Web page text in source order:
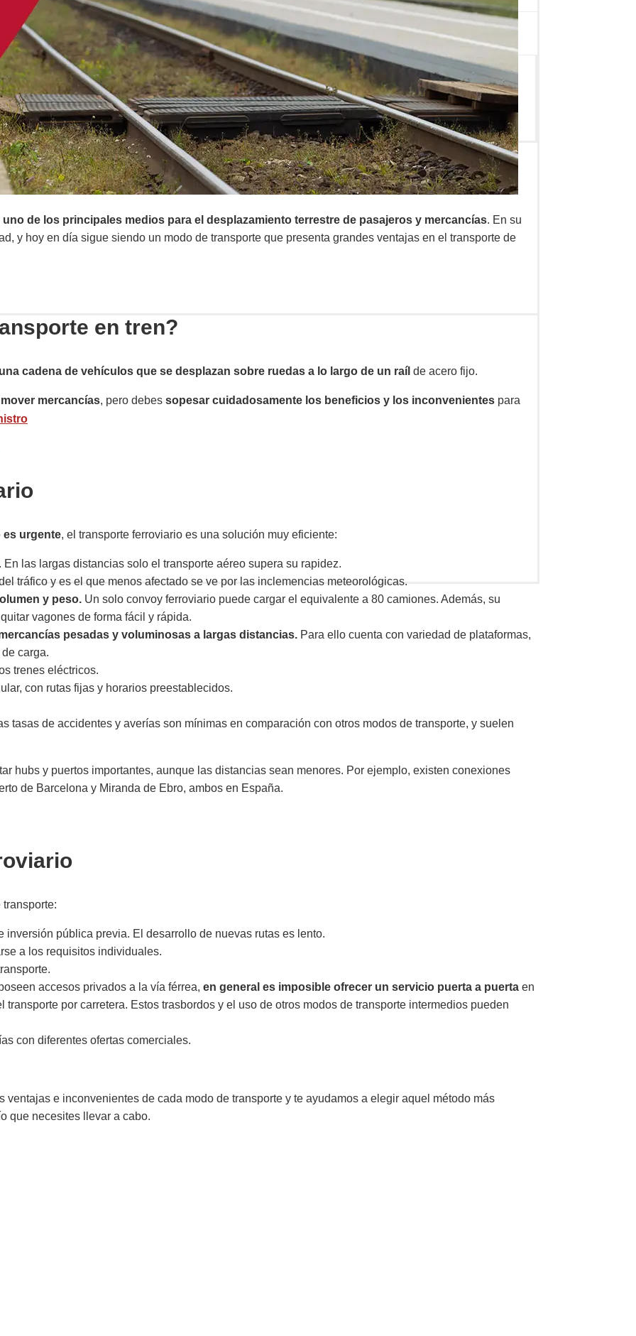
uno de los principales medios para el desplazamiento terrestre de pasajeros y mercancías. En su
y hoy en día sigue siendo un modo de transporte que presenta grandes ventajas en el transporte de
en tren?
una cadena de vehículos que se desplazan sobre ruedas a lo largo de un raíl de acero fijo.
mercancías, pero debes sopesar cuidadosamente los beneficios y los inconvenientes para
es urgente, el transporte ferroviario es una solución muy eficiente:
. En las largas distancias solo el transporte aéreo supera su rapidez.
tráfico y es el que menos afectado se ve por las inclemencias meteorológicas.
y peso. Un solo convoy ferroviario puede cargar el equivalente a 80 camiones. Además, su
vagones de forma fácil y rápida.
pesadas y voluminosas a largas distancias. Para ello cuenta con variedad de plataformas,
carga.
trenes eléctricos.
con rutas fijas y horarios preestablecidos.
tasas de accidentes y averías son mínimas en comparación con otros modos de transporte, y suelen
hubs y puertos importantes, aunque las distancias sean menores. Por ejemplo, existen conexiones
de Barcelona y Miranda de Ebro, ambos en España.
inversión pública previa. El desarrollo de nuevas rutas es lento.
a los requisitos individuales.
accesos privados a la vía férrea, en general es imposible ofrecer un servicio puerta a puerta en
por carretera. Estos trasbordos y el uso de otros modos de transporte intermedios pueden
con diferentes ofertas comerciales.
ventajas e inconvenientes de cada modo de transporte y te ayudamos a elegir aquel método más
que necesites llevar a cabo.